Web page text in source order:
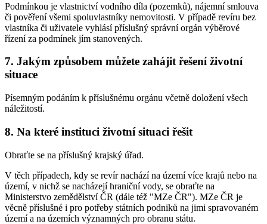
Podmínkou je vlastnictví vodního díla (pozemků), nájemní smlouva
či pověření všemi spoluvlastníky nemovitosti. V případě revíru bez
vlastníka či uživatele vyhlásí příslušný správní orgán výběrové
řízení za podmínek jím stanovených.
7. Jakým způsobem můžete zahájit řešení životní
situace
Písemným podáním k příslušnému orgánu včetně doložení všech
náležitostí.
8. Na které instituci životní situaci řešit
Obraťte se na příslušný krajský úřad.
V těch případech, kdy se revír nachází na území více krajů nebo na
území, v nichž se nacházejí hraniční vody, se obraťte na
Ministerstvo zemědělství ČR (dále též "MZe ČR"). MZe ČR je
věcně příslušné i pro potřeby státních podniků na jimi spravovaném
území a na územích významných pro obranu státu.